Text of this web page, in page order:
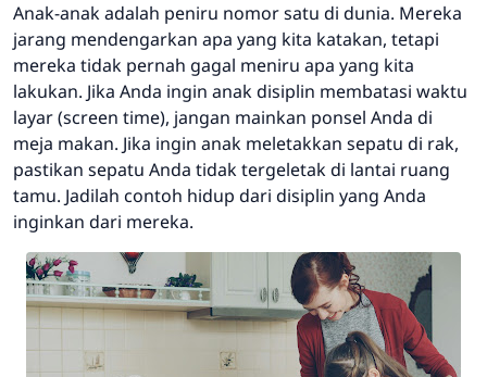
Anak-anak adalah peniru nomor satu di dunia. Mereka
jarang mendengarkan apa yang kita katakan, tetapi
mereka tidak pernah gagal meniru apa yang kita
lakukan. Jika Anda ingin anak disiplin membatasi waktu
layar (screen time), jangan mainkan ponsel Anda di
meja makan. Jika ingin anak meletakkan sepatu di rak,
pastikan sepatu Anda tidak tergeletak di lantai ruang
tamu. Jadilah contoh hidup dari disiplin yang Anda
inginkan dari mereka.